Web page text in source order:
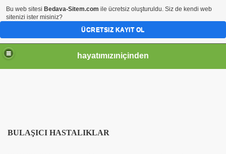
hayatımızıniçinden
BULAŞICI HASTALIKLAR
Bu web sitesi Bedava-Sitem.com ile ücretsiz oluşturuldu. Siz de kendi web
sitenizi ister misiniz?
ÜCRETSIZ KAYIT OL